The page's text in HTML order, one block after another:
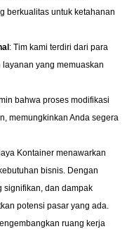
berkualitas untuk ketahanan
: Tim kami terdiri dari para
yang memuaskan
bahwa proses modifikasi
memungkinkan Anda segera
Kontainer menawarkan
bisnis. Dengan
signifikan, dan dampak
potensi pasar yang ada.
ruang kerja